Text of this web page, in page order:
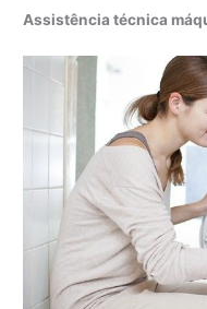
Assistência técnica